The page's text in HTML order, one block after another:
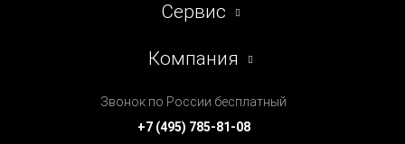
Сервис
Компания
Звонок по России бесплатный
+7 (495) 785-81-08